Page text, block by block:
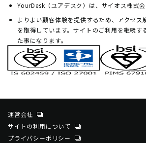
YourDesk（ユアデスク）は、サイオス株式会
よりよい顧客体験を提供するため、アクセ
を取得しています。サイトのご利用を継続す
た事になります。
運営会社
サイトの利用について
プライバシーポリシー